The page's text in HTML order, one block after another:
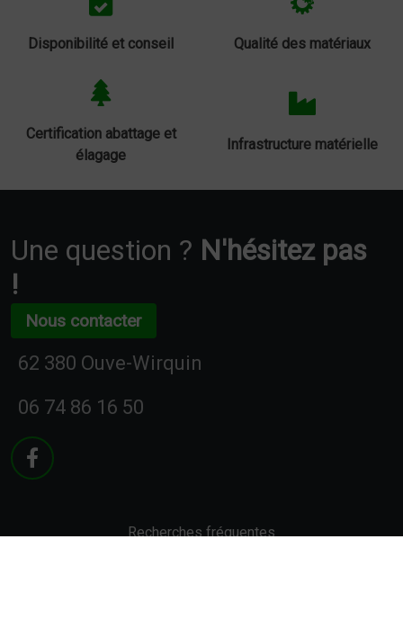
Disponibilité et conseil Qualité des matériaux
Certification abattage et
élagage
Infrastructure matérielle
Une question ? N'hésitez pas
!
Nous contacter
62 380 Ouve-Wirquin
06 74 86 16 50
Recherches fréquentes